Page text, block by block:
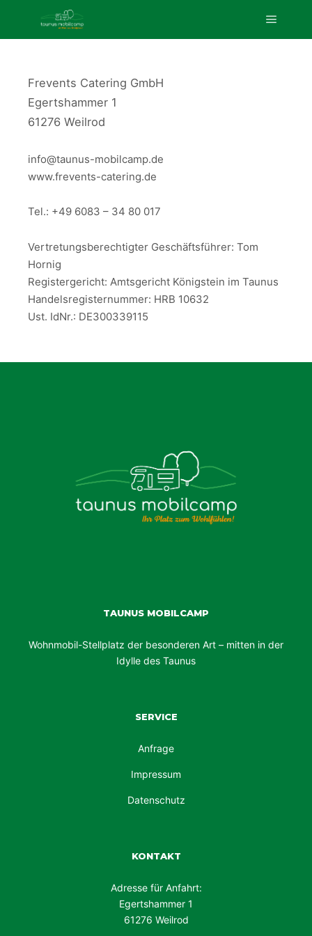
Frevents Catering GmbH
Egertshammer 1
61276 Weilrod
info@taunus-mobilcamp.de
www.frevents-catering.de
Tel.: +49 6083 – 34 80 017
Vertretungsberechtigter Geschäftsführer: Tom
Hornig
Registergericht: Amtsgericht Königstein im Taunus
Handelsregisternummer: HRB 10632
Ust. IdNr.: DE300339115
TAUNUS MOBILCAMP
Wohnmobil-Stellplatz der besonderen Art – mitten in der
Idylle des Taunus
SERVICE
Anfrage
Impressum
Datenschutz
KONTAKT
Adresse für Anfahrt:
Egertshammer 1
61276 Weilrod